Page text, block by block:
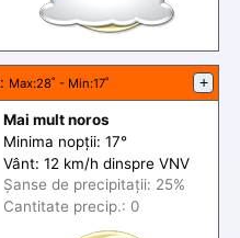
: Max:28˚ - Min:17˚ +
Mai mult noros
Minima nopții: 17°
Vânt: 12 km/h dinspre VNV
Șanse de precipitații: 25%
Cantitate precip.: 0